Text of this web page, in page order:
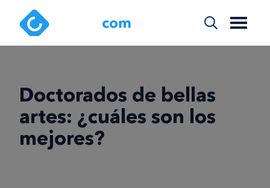
Doctorados de bellas
artes: ¿cuáles son los
mejores?